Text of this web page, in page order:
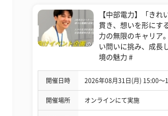
【中部電力】「きれ
貫き、想いを形にす
力の無限のキャリア
い問いに挑み、成長
境の魅力 #
開催日時 2026年08月31日(月) 15:00〜
開催場所 オンラインにて実施